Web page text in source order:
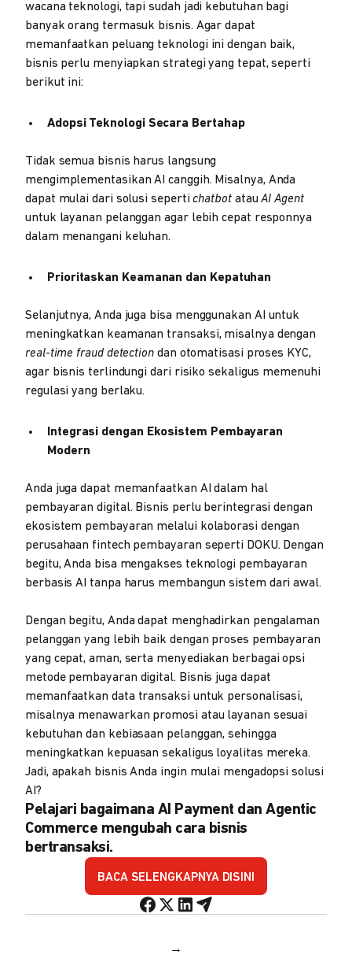
wacana teknologi, tapi sudah jadi kebutuhan bagi
banyak orang termasuk bisnis. Agar dapat
memanfaatkan peluang teknologi ini dengan baik,
bisnis perlu menyiapkan strategi yang tepat, seperti
berikut ini:
Adopsi Teknologi Secara Bertahap
Tidak semua bisnis harus langsung
mengimplementasikan AI canggih. Misalnya, Anda
dapat mulai dari solusi sepertichatbot atauAI Agent
untuk layanan pelanggan agar lebih cepat responnya
dalam menangani keluhan.
Prioritaskan Keamanan dan Kepatuhan
Selanjutnya, Anda juga bisa menggunakan AI untuk
meningkatkan keamanan transaksi, misalnya dengan
real-time fraud detection dan otomatisasi proses KYC,
agar bisnis terlindungi dari risiko sekaligus memenuhi
regulasi yang berlaku.
Integrasi dengan Ekosistem Pembayaran
Modern
Anda juga dapat memanfaatkan AI dalam hal
pembayaran digital. Bisnis perlu berintegrasi dengan
ekosistem pembayaran melalui kolaborasi dengan
perusahaan fintech pembayaran seperti DOKU. Dengan
begitu, Anda bisa mengakses teknologi pembayaran
berbasis AI tanpa harus membangun sistem dari awal.
Dengan begitu, Anda dapat menghadirkan pengalaman
pelanggan yang lebih baik dengan proses pembayaran
yang cepat, aman, serta menyediakan berbagai opsi
metode pembayaran digital. Bisnis juga dapat
memanfaatkan data transaksi untuk personalisasi,
misalnya menawarkan promosi atau layanan sesuai
kebutuhan dan kebiasaan pelanggan, sehingga
meningkatkan kepuasan sekaligus loyalitas mereka.
Jadi, apakah bisnis Anda ingin mulai mengadopsi solusi
AI?
Pelajari bagaimana AI Payment dan Agentic
Commerce mengubah cara bisnis
bertransaksi.
BACA SELENGKAPNYA DISINI
→